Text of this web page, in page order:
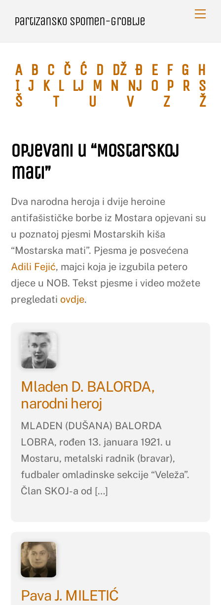
content
Partizansko spomen-groblje
A B C Č Ć D Dž Đ E F G H
I J K L Lj M N Nj O P R S
Š
T U V Z Ž
Opjevani u “Mostarskoj
mati”
Dva narodna heroja i dvije heroine
antifašističke borbe iz Mostara opjevani su
u poznatoj pjesmi Mostarskih kiša
“Mostarska mati”. Pjesma je posvećena
Adili Fejić, majci koja je izgubila petero
djece u NOB. Tekst pjesme i video možete
pregledati ovdje.
Mladen D. BALORDA,
narodni heroj
MLADEN (DUŠANA) BALORDA
LOBRA, rođen 13. januara 1921. u
Mostaru, metalski radnik (bravar),
fudbaler omladinske sekcije “Veleža”.
Član SKOJ-a od […]
Pava J. MILETIĆ